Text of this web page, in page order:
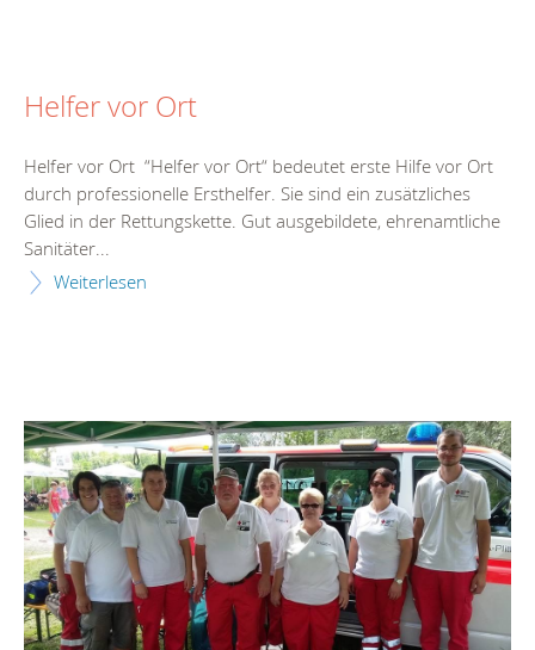
Helfer vor Ort
Helfer vor Ort “Helfer vor Ort“ bedeutet erste Hilfe vor Ort
durch professionelle Ersthelfer. Sie sind ein zusätzliches
Glied in der Rettungskette. Gut ausgebildete, ehrenamtliche
Sanitäter...
Weiterlesen